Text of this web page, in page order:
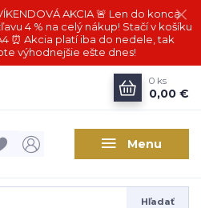
AKCIA 🚨 Len do konca
4 % na celý nákup! Stačí v košíku
⏰ Akcia platí iba do nedele, tak
výhodnejšie ešte dnes!
Menu
Hľadať
0 ks
0,00 €